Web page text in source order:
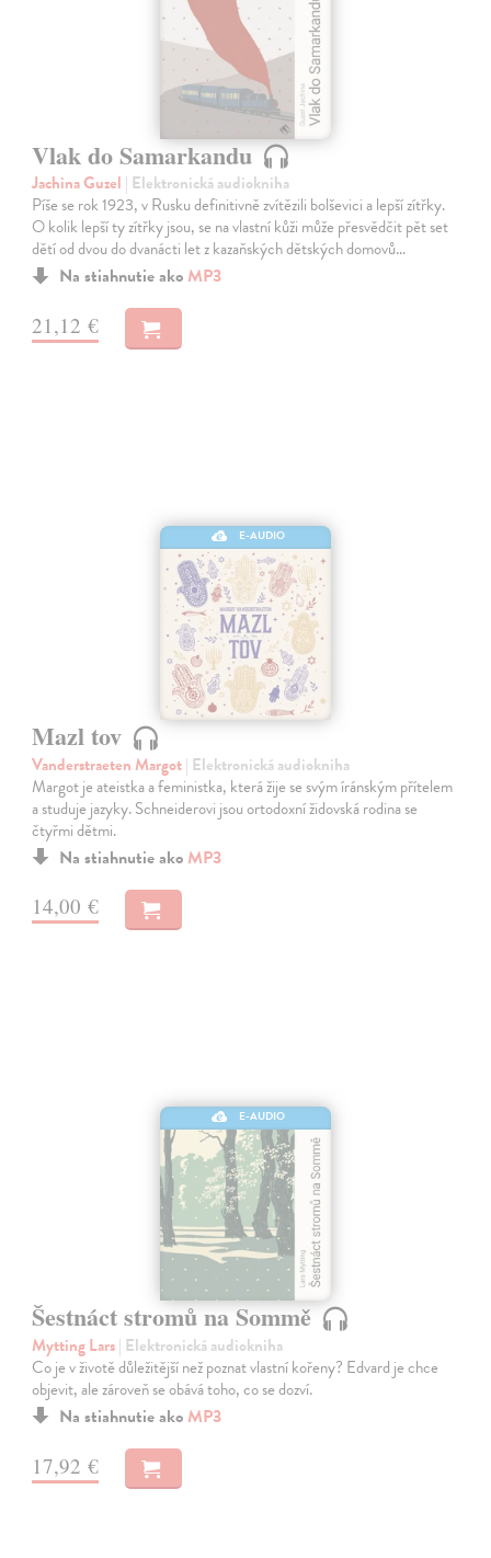
Vlak do Samarkandu
Jachina Guzel | Elektronická audiokniha
Píše se rok 1923, v Rusku definitivně zvítězili bolševici a lepší zítřky.
O kolik lepší ty zítřky jsou, se na vlastní kůži může přesvědčit pět set
dětí od dvou do dvanácti let z kazaňských dětských domovů…
Na stiahnutie ako MP3
21,12 €
E-AUDIO
Mazl tov
Vanderstraeten Margot| Elektronická audiokniha
Margot je ateistka a feministka, která žije se svým íránským přítelem
a studuje jazyky. Schneiderovi jsou ortodoxní židovská rodina se
čtyřmi dětmi.
Na stiahnutie ako MP3
14,00 €
E-AUDIO
Šestnáct stromů na Sommě
Mytting Lars| Elektronická audiokniha
Co je v životě důležitější než poznat vlastní kořeny? Edvard je chce
objevit, ale zároveň se obává toho, co se dozví.
Na stiahnutie ako MP3
17,92 €